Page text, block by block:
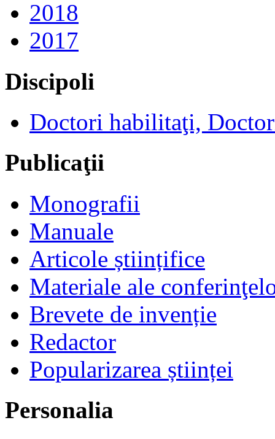
2018
2017
Discipoli
Doctori habilitaţi,
Publicaţii
Monografii
Manuale
Articole științifice
Materiale ale
Brevete de invenție
Redactor
Popularizarea științei
Personalia